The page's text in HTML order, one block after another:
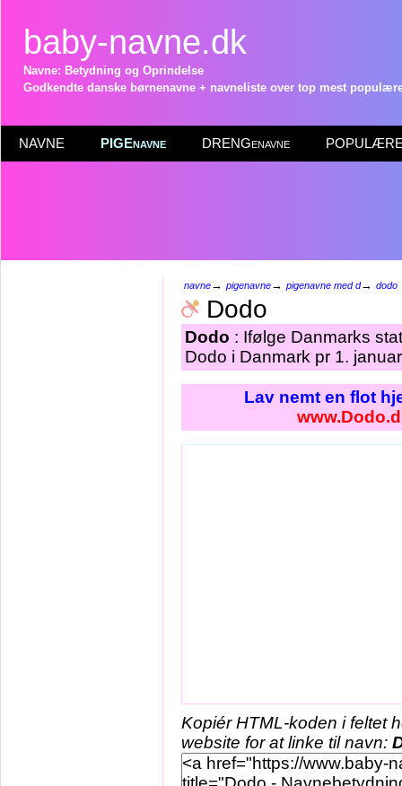
baby-navne.dk
Navne: Betydning og Oprindelse
Godkendte danske børnenavne + navneliste over top mest
NAVNE PIGEnavne DRENGenavne POPULÆRE
navne→ pigenavne→ pigenavne med d→ dodo
Dodo
Dodo : Ifølge Danmarks
Dodo i Danmark pr 1.
Lav nemt en flot
Kopiér HTML-koden i feltet
website for at linke til navn: